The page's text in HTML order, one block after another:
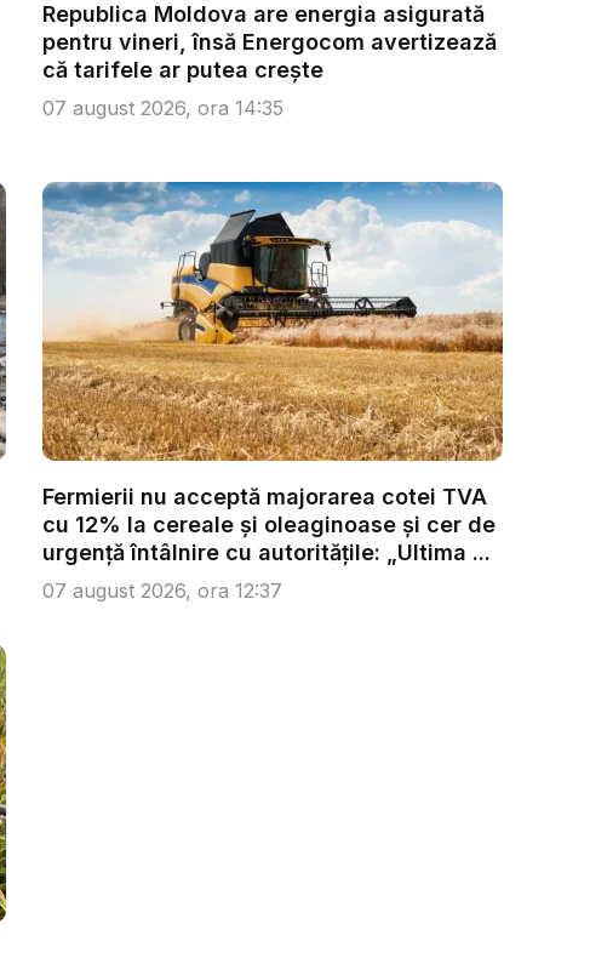
Republica Moldova are energia asigurată
pentru vineri, însă Energocom avertizează
că tarifele ar putea crește
07 august 2026, ora 14:35
Fermierii nu acceptă majorarea cotei TVA
cu 12% la cereale și oleaginoase și cer de
urgență întâlnire cu autoritățile: „Ultima ...
07 august 2026, ora 12:37